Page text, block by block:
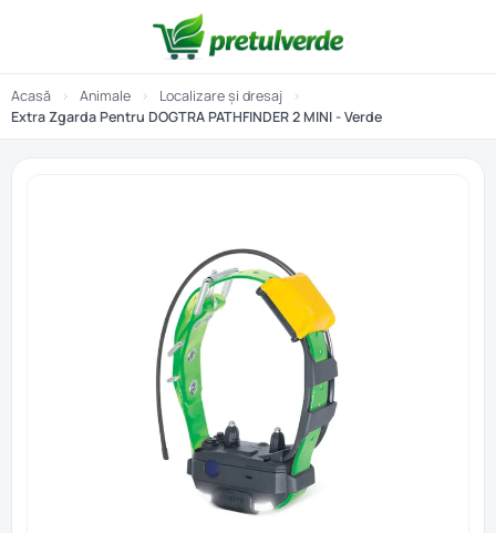
Acasă › Animale › Localizare și dresaj
›
Extra Zgarda Pentru DOGTRA PATHFINDER 2 MINI - Verde